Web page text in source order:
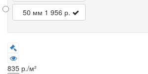
50 мм 1 956 р.
835 р./м²